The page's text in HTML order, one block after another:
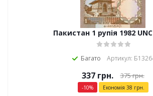
Пакистан 1 рупія 1982
Багато Артикул:
337грн. 375грн.
-10% Економія 38 грн.